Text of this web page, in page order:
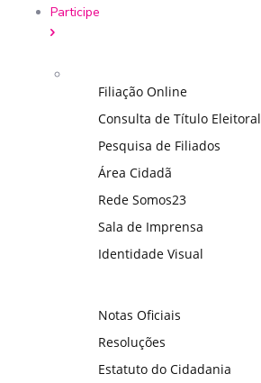
Participe
Filiação Online
Consulta de Título Eleitoral
Pesquisa de Filiados
Área Cidadã
Rede Somos23
Sala de Imprensa
Identidade Visual
Notas Oficiais
Resoluções
Estatuto do Cidadania